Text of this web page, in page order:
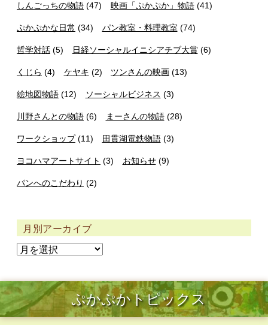
しんごっちの物語 (47) 映画「ぷかぷか」物語(41)
ぷかぷかな日常 (34) パン教室・料理教室 (74)
哲学対話 (5) 日経ソーシャルイニシアチブ大賞(6)
くじら (4) ケヤキ (2) ツンさんの映画 (13)
絵地図物語 (12) ソーシャルビジネス (3)
川野さんとの物語 (6) まーさんの物語(28)
ワークショップ(11) 田貫湖電鉄物語(3)
ヨコハマアートサイト (3) お知らせ(9)
パンへのこだわり (2)
月別アーカイブ
ぷかぷかトピックス